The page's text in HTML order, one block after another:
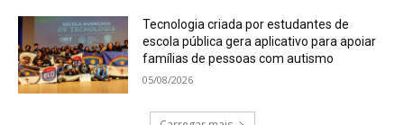
Tecnologia criada por estudantes de
escola pública gera aplicativo para apoiar
famílias de pessoas com autismo
05/08/2026